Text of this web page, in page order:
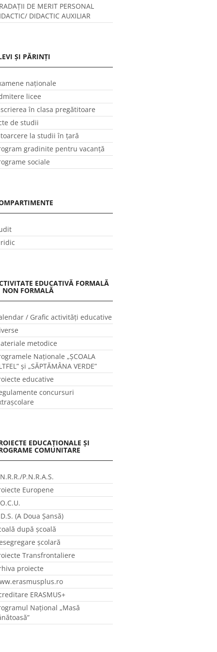
DE MERIT PERSONAL
DIDACTIC AUXILIAR
ȘI PĂRINȚI
naționale
licee
în clasa pregătitoare
de studii
la studii în ţară
gradinite pentru vacanţă
sociale
EDUCATIVĂ FORMALĂ
NON FORMALĂ
/ Grafic activităţi educative
metodice
Naţionale „ŞCOALA
și „SĂPTĂMÂNA VERDE”
educative
concursuri
EDUCAȚIONALE ȘI
COMUNITARE
P.N.R.A.S.
Europene
(A Doua Șansă)
după școală
școlară
Transfrontaliere
proiecte
ERASMUS+
Național „Masă